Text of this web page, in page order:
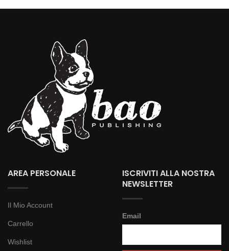
AREA PERSONALE
Il Mio Account
Carrello
Wishlist
ISCRIVITI ALLA NOSTRA
NEWSLETTER
Email